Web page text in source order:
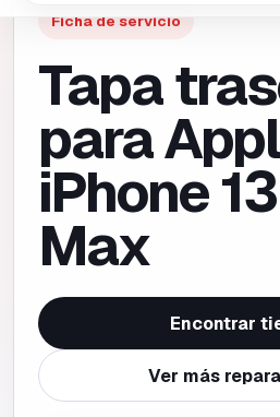
Ficha de servicio
Tapa
para
iPhone
Max
Encontrar
Ver más